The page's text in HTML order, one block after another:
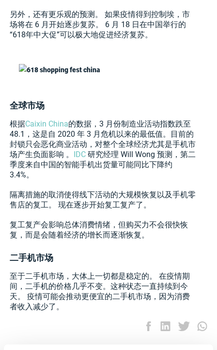
另外，还有更乐观的预测。 如果疫情得到控制埃，市
场将在 6 月开始逐步复苏。 6 月 18 日在中国举行的
“618年中大促”可以极大地促进经济复苏。
全球市场
根据Caixin China的数据，3 月份制造业活动指数跌至
48.1，这是自 2020 年 3 月危机以来的最低值。目前的
封锁只会恶化商业活动，对整个全球经济尤其是手机市
场产生负面影响 。
IDC 研究经理 Will Wong 预测，第二
季度来自中国的智能手机出货量可能同比下降约
3.4%。
隔离措施的取消使得线下活动的大规模恢复以及手机零
售店的复工。 现在逐步开始复工复产了。
复工复产会影响总体消费情绪，但购买力不会很快恢
复，而是会随着经济的增长而逐渐恢复。
二手机市场
至于二手机市场，大体上一切都是稳定的。 在疫情期
间，二手机的价格几乎不变。这种状态一直持续到今
天。 疫情可能会推动更便宜的二手机市场，因为消费
者收入减少了。